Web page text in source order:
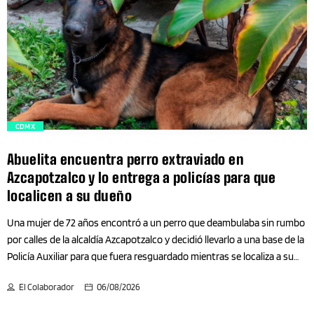
Coches
Colima
Columna
Columnistas
Comercio
Comunicación
urbanización irregular. En el operativo participaron también la
Secretaría de Seguridad Ciudadana (SSC), la Secretaría de Obras y
Servicios (SOBSE), la Secretaría de Gobierno (SECGOB), la Secretaría de
Gestión Integral de Riesgos y Protección Civil (SGIRPC), la Fiscalía
General de Justicia (FGJCDMX), la Comisión de Derechos Humanos
(CDHCM), la Secretaría de Bienestar e Igualdad Social (SEBIEN), la
Secretaría de Vivienda (SEVIVIENDA) y […]
trending_flat
CDMX
Abuelita encuentra perro extraviado en
Azcapotzalco y lo entrega a policías para que
localicen a su dueño
Una mujer de 72 años encontró a un perro que deambulaba sin rumbo
por calles de la alcaldía Azcapotzalco y decidió llevarlo a una base de la
Policía Auxiliar para que fuera resguardado mientras se localiza a su
Policía Auxiliar de la Secretaría de Seguridad Ciudadana (SSC), ubicadas
El Colaborador 06/08/2026